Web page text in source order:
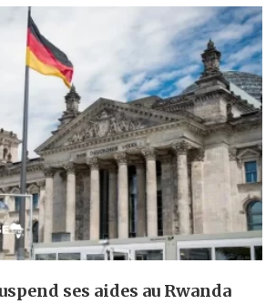
ses aides au Rwanda